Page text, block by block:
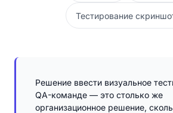
Тестирование
Решение ввести визуальное
QA-команде — это столько же
организационное решение,